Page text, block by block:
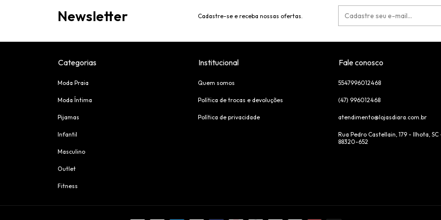
Newsletter Cadastre-se e receba nossas ofertas.
Categorias
Moda Praia
Moda Íntima
Pijamas
Infantil
Masculino
Outlet
Fitness
Institucional
Quem somos
Política de trocas e devoluções
Política de privacidade
Fale conosco
5547996012468
(47) 996012468
atendimento@lojasdiara.com.br
Rua Pedro Castellain, 179 - Ilhota, SC
88320-652